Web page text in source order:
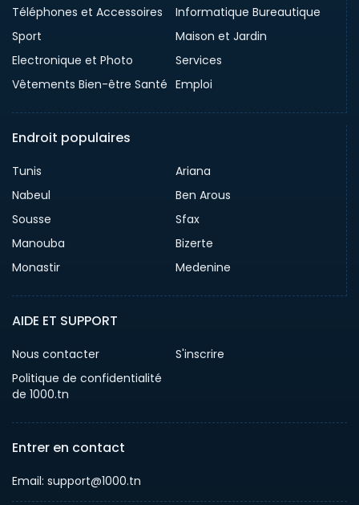
Téléphones et Accessoires
Informatique Bureautique
Sport
Maison et Jardin
Electronique et Photo
Services
Vêtements Bien-être Santé Emploi
Endroit populaires
Tunis
Ariana
Nabeul
Ben Arous
Sousse
Sfax
Manouba
Bizerte
Monastir
Medenine
AIDE ET SUPPORT
Nous contacter
S'inscrire
Politique de confidentialité
de 1000.tn
Entrer en contact
Email: support@1000.tn